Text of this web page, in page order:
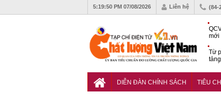
5:19:51 PM 07/08/2026 Liên hệ (84-
mới
Từ
của
DIỄN ĐÀN CHÍNH SÁCH TIÊU